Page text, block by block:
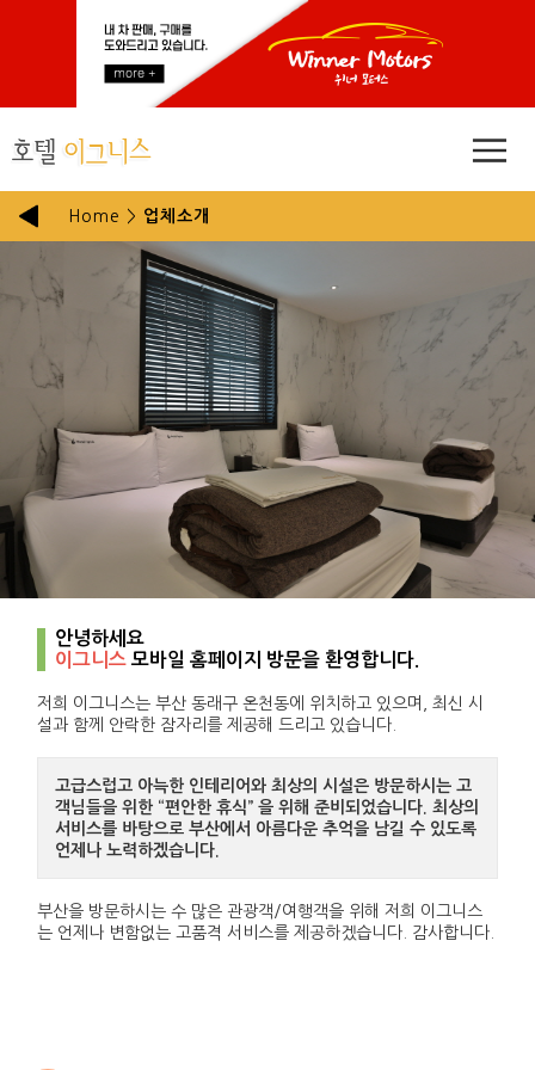
Home > 업체소개
안녕하세요
이그니스 모바일 홈페이지 방문을 환영합니다.
저희 이그니스는 부산 동래구 온천동에 위치하고 있으며, 최신 시
설과 함께 안락한 잠자리를 제공해 드리고 있습니다.
고급스럽고 아늑한 인테리어와 최상의 시설은 방문하시는 고
객님들을 위한 “편안한 휴식” 을 위해 준비되었습니다. 최상의
서비스를 바탕으로 부산에서 아름다운 추억을 남길 수 있도록
언제나 노력하겠습니다.
부산을 방문하시는 수 많은 관광객/여행객을 위해 저희 이그니스
는 언제나 변함없는 고품격 서비스를 제공하겠습니다. 감사합니다.